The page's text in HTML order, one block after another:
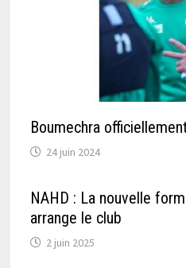
Boumechra
24 juin 2024
NAHD : La nouvelle
arrange le club
2 juin 2025